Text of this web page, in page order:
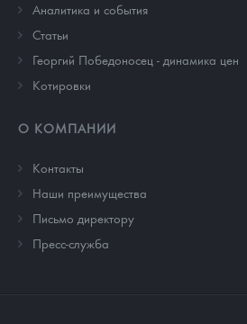
Аналитика и события
Cтатьи
Георгий Победоносец - динамика цен
Котировки
О КОМПАНИИ
Контакты
Наши преимущества
Письмо директору
Пресс-служба